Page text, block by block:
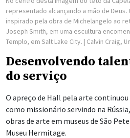
representado alcançando a mão de Deus.
inspirado pela obra de Michelangelo ao
Joseph Smith, em uma escultura
Templo, em Salt Lake City. | Calvin Craig,
Desenvolvendo
do serviço
O apreço de Hall pela arte
como missionário servindo na
obras de arte em museus de São
Museu Hermitage.